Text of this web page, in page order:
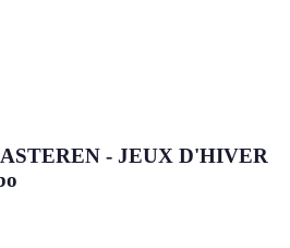
- JEUX D'HIVER